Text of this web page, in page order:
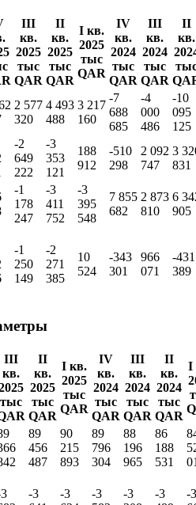
III
кв.
2025
тыс
QAR
II
кв.
2025
тыс
QAR
I кв.
2025
тыс
QAR
IV
кв.
2024
тыс
QAR
III
кв.
2024
тыс
QAR
II
кв.
2 577
320
4 493
488
3 217
160
-7
688
685
-4
000
486
-10
095
125
-2
649
222
-3
353
121
188
912
-510
298
2 092
747
3
831
-1
178
247
-3
411
752
-3
395
548
7 855
682
2 873
810
6
905
-1
250
149
-2
271
385
10
524
-343
301
966
071
-431
389
III
кв.
тыс
II
кв.
2025
тыс
QAR
I кв.
2025
тыс
QAR
IV
кв.
2024
тыс
QAR
III
кв.
2024
тыс
QAR
II
кв.
2024
тыс
QAR
I
89
456
487
90
215
893
89
796
304
88
196
965
86
188
531
-3
-3
-3
-3
-3
-3